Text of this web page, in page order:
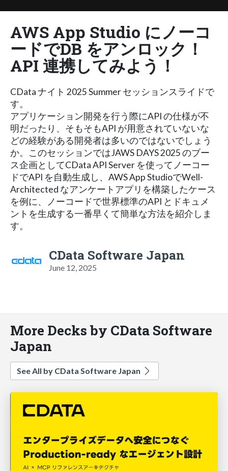
AWS App Studio にノーコ
ードでDB をアンロック！
API 連携してみよう！
CData ナイト 2025 Summer セッションスライドで
す。
アプリケーション開発を行う際にAPI の仕様が不
明だったり、そもそもAPI が用意されていないな
どの経験がある開発者は多いのではないでしょう
か。このセッションではJAWS DAYS 2025 のブー
ス企画としてCData API Server を使ってノーコー
ドでAPI を自動生成し、AWS App StudioでWell-
Architected なアンケートアプリを構築したケース
を例に、ノーコードで世界標準のAPI とドキュメ
ントを生成する一番早くて簡単な方法を紹介しま
す。
CData Software Japan
June 12, 2025
More Decks by CData Software
Japan
See All by CData Software Japan